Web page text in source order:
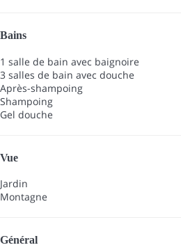
Bains
1 salle de bain avec baignoire
3 salles de bain avec douche
Après-shampoing
Shampoing
Gel douche
Vue
Jardin
Montagne
Général